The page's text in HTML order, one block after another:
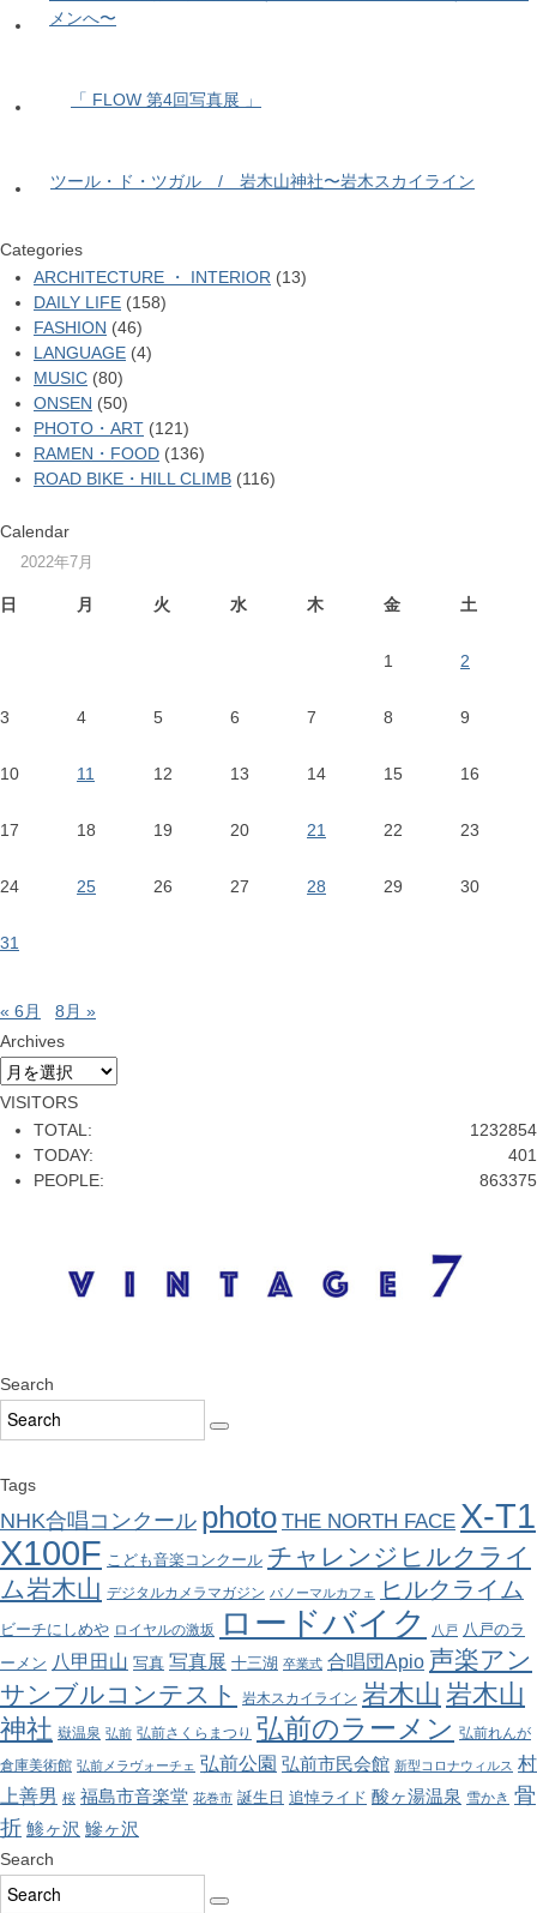
メンへ〜
「 FLOW 第4回写真展 」
ツール・ド・ツガル / 岩木山神社〜岩木スカイライン
Categories
ARCHITECTURE ・ INTERIOR (13)
DAILY LIFE (158)
FASHION (46)
LANGUAGE (4)
MUSIC (80)
ONSEN (50)
PHOTO・ART (121)
RAMEN・FOOD (136)
ROAD BIKE・HILL CLIMB (116)
Calendar
2022年7月
日 月 火 水 木 金 土
1 2
3 4 5 6 7 8 9
10 11 12 13 14 15 16
17 18 19 20 21 22 23
24 25 26 27 28 29 30
31
« 6月
8月 »
Archives
Archives
VISITORS
1232854
TOTAL:
401
TODAY:
863375
PEOPLE:
Search
Tags
NHK合唱コンクール photo THE NORTH FACE X-T1
X100F こども音楽コンクール チャレンジヒルクライ
ム岩木山 デジタルカメラマガジン パノーマルカフェ ヒルクライム
ビーチにしめや ロイヤルの激坂 ロードバイク 八戸 八戸のラ
ーメン 八甲田山 写真 写真展 十三湖 卒業式 合唱団Apio 声楽アン
サンブルコンテスト
岩木スカイライン 岩木山 岩木山
神社 嶽温泉 弘前 弘前さくらまつり 弘前のラーメン 弘前れんが
倉庫美術館 弘前メラヴォーチェ 弘前公園 弘前市民会館 新型コロナウィルス 村
上善男 桜 福島市音楽堂 花巻市 誕生日 追悼ライド 酸ヶ湯温泉 雪かき 骨
折 鯵ヶ沢 鰺ヶ沢
Search